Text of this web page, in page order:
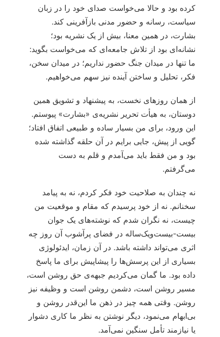
کرده بود و حالا می‌خواست صدای خود را در زبان
سیاست، رسانه و حضور مدنی بازآفرینی کند.
بشارت، در همین معنا، بیش از یک نشریه بود؛
نشانه‌ای بود از تلاش جامعه‌ای که می‌خواست بگوید:
ما تنها در میدان جنگ حضور نداریم؛ در میدان سخن،
فکر، تحلیل و ساختن آینده نیز سهم می‌خواهیم.
از همان روزهای نخست، به پیشنهاد و تشویق همین
دوستان، به هیأت تحریر نشریه‌ی «بشارت» پیوستم.
این ورود، برای من بسیار ساده و طبیعی اتفاق افتاد؛
گویی از پیش، جایی برایم در آن حلقه گذاشته شده
بود و من فقط باید می‌آمدم و قلم به دست
می‌گرفتم.
نه چندان به صلاحیت خود فکر کردم، نه به پیامد
سخنانم. نه از خود پرسیدم که مقام و موقعیت من
چیست، نه نگران شدم که نوشته‌های یک جوان
بیست‌-بیست‌ویک‌ساله در فضای پرآشوب آن روز چه
اثری می‌تواند داشته باشد. در آن زمان، ایدئولوژی
بسیاری از این پرسش‌ها را پیشاپیش برای ما پاسخ
داده بود. ما گمان می‌کردیم جبهه‌ی حق روشن است،
مسیر روشن است، دشمن روشن است و وظیفه نیز
روشن. وقتی همه چیز در ذهن ما این‌قدر روشن و
بی‌ابهام می‌نمود، دیگر نوشتن به نظر ما کاری دشوار
یا نیازمند تأمل سنگین نمی‌آمد.